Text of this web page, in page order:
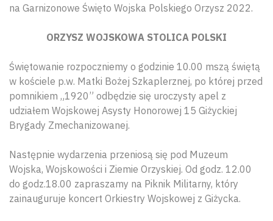
na Garnizonowe Święto Wojska Polskiego Orzysz 2022.
ORZYSZ WOJSKOWA STOLICA POLSKI
Świętowanie rozpoczniemy o godzinie 10.00 mszą świętą
w kościele p.w. Matki Bożej Szkaplerznej, po której przed
pomnikiem „1920” odbędzie się uroczysty apel z
udziałem Wojskowej Asysty Honorowej 15 Giżyckiej
Brygady Zmechanizowanej.
Następnie wydarzenia przeniosą się pod Muzeum
Wojska, Wojskowości i Ziemie Orzyskiej. Od godz. 12.00
do godz.18.00 zapraszamy na Piknik Militarny, który
zainauguruje koncert Orkiestry Wojskowej z Giżycka.